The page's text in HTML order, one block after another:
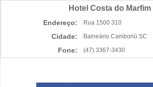
Hotel Costa do Marfim
Endereço: Rua 1500 310
Cidade: Balneário Camboriú SC
Fone: (47) 3367-3430